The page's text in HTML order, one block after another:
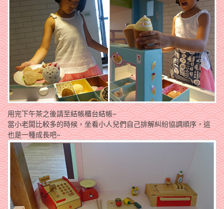
用完下午茶之後請至結帳櫃台結帳~
當小老闆比較多的時候，坐看小人兒們自己排解糾紛協調順序，這
也是一種成長吧~